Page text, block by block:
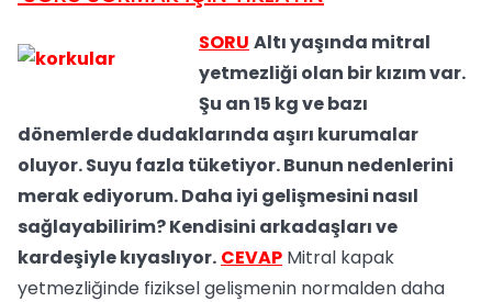
SORU Altı yaşında mitral
yetmezliği olan bir kızım var.
Şu an 15 kg ve bazı
dönemlerde dudaklarında aşırı kurumalar
oluyor. Suyu fazla tüketiyor. Bunun nedenlerini
merak ediyorum. Daha iyi gelişmesini nasıl
sağlayabilirim? Kendisini arkadaşları ve
kardeşiyle kıyaslıyor. CEVAP Mitral kapak
yetmezliğinde fiziksel gelişmenin normalden daha